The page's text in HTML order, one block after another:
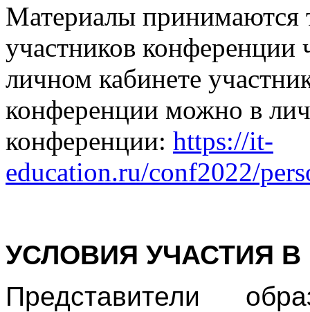
Материалы принимаются
участников конференции
личном кабинете
конференции можно в
конференции: https://it-
education.ru/conf2022/
УСЛОВИЯ УЧАСТИЯ
Представители